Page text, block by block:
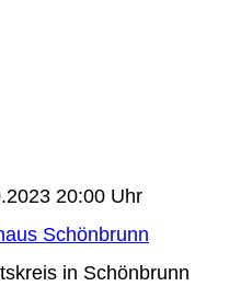
20:00 Uhr
Schönbrunn
in Schönbrunn